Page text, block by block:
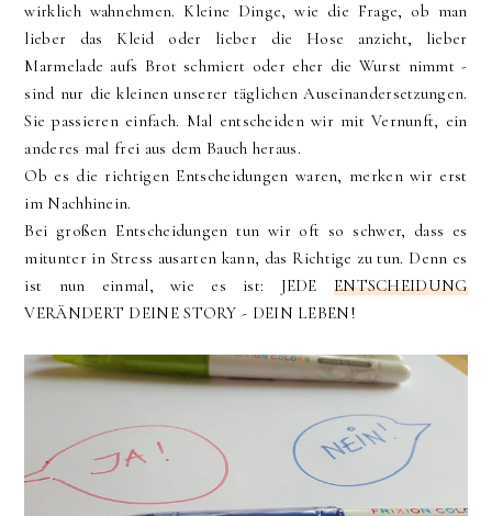
wirklich wahnehmen. Kleine Dinge, wie die Frage, ob man
lieber das Kleid oder lieber die Hose anzieht, lieber
Marmelade aufs Brot schmiert oder eher die Wurst nimmt -
sind nur die kleinen unserer täglichen Auseinandersetzungen.
Sie passieren einfach. Mal entscheiden wir mit Vernunft, ein
anderes mal frei aus dem Bauch heraus.
Ob es die richtigen Entscheidungen waren, merken wir erst
im Nachhinein.
Bei großen Entscheidungen tun wir oft so schwer, dass es
mitunter in Stress ausarten kann, das Richtige zu tun. Denn es
ist nun einmal, wie es ist: JEDE ENTSCHEIDUNG
VERÄNDERT DEINE STORY - DEIN LEBEN!